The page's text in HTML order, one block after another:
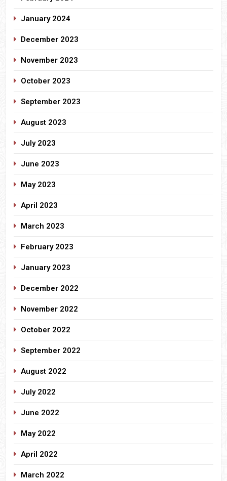
January 2024
December 2023
November 2023
October 2023
September 2023
August 2023
July 2023
June 2023
May 2023
April 2023
March 2023
February 2023
January 2023
December 2022
November 2022
October 2022
September 2022
August 2022
July 2022
June 2022
May 2022
April 2022
March 2022